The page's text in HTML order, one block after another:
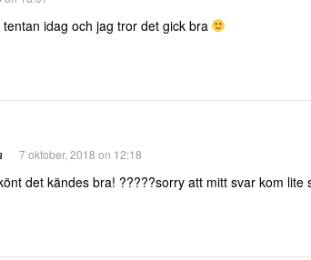
idag och jag tror det gick bra
7 oktober, 2018 on 12:18
det kändes bra! ?????sorry att mitt svar kom lite